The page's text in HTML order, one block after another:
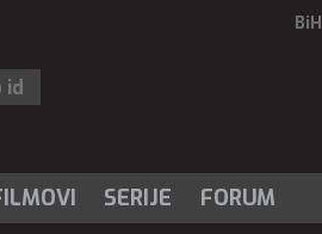
BiH
SERIJE FORUM